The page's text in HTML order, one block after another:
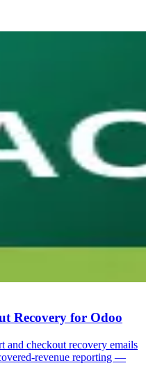
Recovery for Odoo
and checkout recovery emails
revenue reporting —